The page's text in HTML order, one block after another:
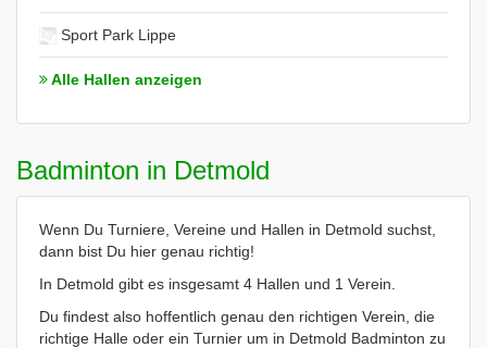
Sport Park Lippe
Alle Hallen anzeigen
Badminton in Detmold
Wenn Du Turniere, Vereine und Hallen in Detmold suchst,
dann bist Du hier genau richtig!
In Detmold gibt es insgesamt 4 Hallen und 1 Verein.
Du findest also hoffentlich genau den richtigen Verein, die
richtige Halle oder ein Turnier um in Detmold Badminton zu